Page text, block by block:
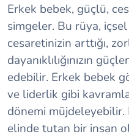
Erkek bebek, güçlü,
simgeler. Bu rüya,
cesaretinizin arttığı,
dayanıklılığınızın
edebilir. Erkek bebek
ve liderlik gibi
dönemi
elinde tutan bir insan